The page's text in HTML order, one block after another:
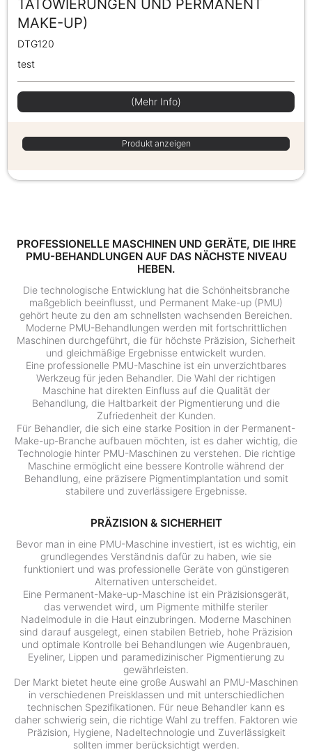
TÄTOWIERUNGEN UND PERMANENT
MAKE-UP)
DTG120
test
(Mehr Info)
Produkt anzeigen
PROFESSIONELLE MASCHINEN UND GERÄTE, DIE IHRE
PMU-BEHANDLUNGEN AUF DAS NÄCHSTE NIVEAU
HEBEN.
Die technologische Entwicklung hat die Schönheitsbranche
maßgeblich beeinflusst, und Permanent Make-up (PMU)
gehört heute zu den am schnellsten wachsenden Bereichen.
Moderne PMU-Behandlungen werden mit fortschrittlichen
Maschinen durchgeführt, die für höchste Präzision, Sicherheit
und gleichmäßige Ergebnisse entwickelt wurden.
Eine professionelle PMU-Maschine ist ein unverzichtbares
Werkzeug für jeden Behandler. Die Wahl der richtigen
Maschine hat direkten Einfluss auf die Qualität der
Behandlung, die Haltbarkeit der Pigmentierung und die
Zufriedenheit der Kunden.
Für Behandler, die sich eine starke Position in der Permanent-
Make-up-Branche aufbauen möchten, ist es daher wichtig, die
Technologie hinter PMU-Maschinen zu verstehen. Die richtige
Maschine ermöglicht eine bessere Kontrolle während der
Behandlung, eine präzisere Pigmentimplantation und somit
stabilere und zuverlässigere Ergebnisse.
PRÄZISION & SICHERHEIT
Bevor man in eine PMU-Maschine investiert, ist es wichtig, ein
grundlegendes Verständnis dafür zu haben, wie sie
funktioniert und was professionelle Geräte von günstigeren
Alternativen unterscheidet.
Eine Permanent-Make-up-Maschine ist ein Präzisionsgerät,
das verwendet wird, um Pigmente mithilfe steriler
Nadelmodule in die Haut einzubringen. Moderne Maschinen
sind darauf ausgelegt, einen stabilen Betrieb, hohe Präzision
und optimale Kontrolle bei Behandlungen wie Augenbrauen,
Eyeliner, Lippen und paramedizinischer Pigmentierung zu
gewährleisten.
Der Markt bietet heute eine große Auswahl an PMU-Maschinen
in verschiedenen Preisklassen und mit unterschiedlichen
technischen Spezifikationen. Für neue Behandler kann es
daher schwierig sein, die richtige Wahl zu treffen. Faktoren wie
Präzision, Hygiene, Nadeltechnologie und Zuverlässigkeit
sollten immer berücksichtigt werden.